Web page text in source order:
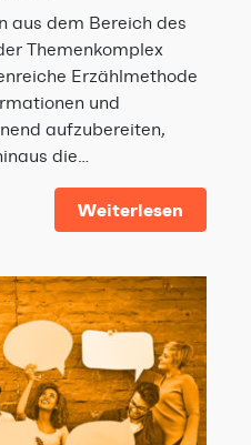
aus dem Bereich des
Themenkomplex
Erzählmethode
und
aufzubereiten,
die…
Weiterlesen